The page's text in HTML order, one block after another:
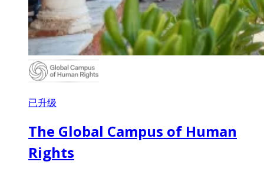
已升级
The Global Campus of Human
Rights